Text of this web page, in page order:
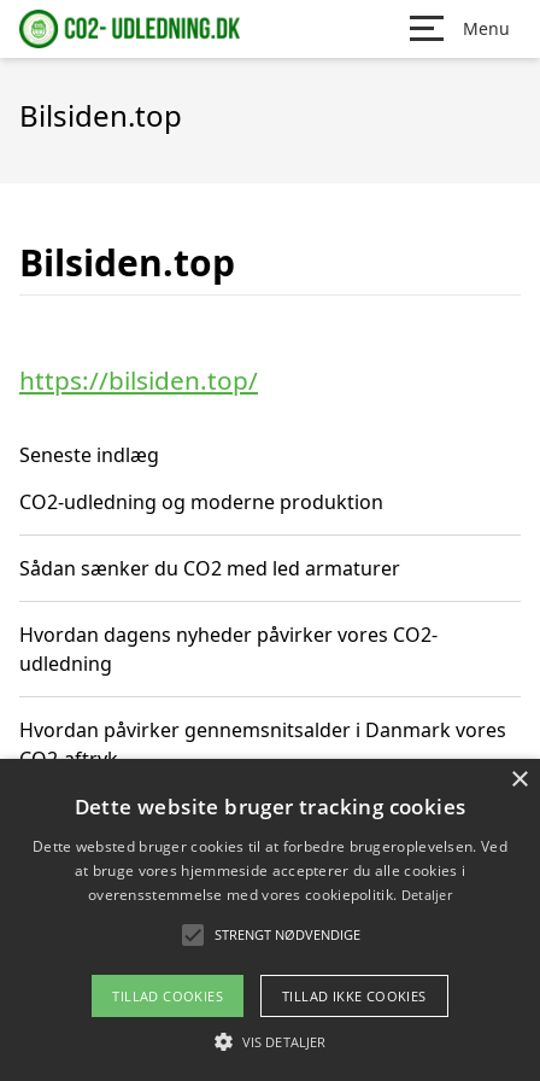
Menu
Bilsiden.top
Bilsiden.top
https://bilsiden.top/
Seneste indlæg
CO2-udledning og moderne produktion
Sådan sænker du CO2 med led armaturer
Hvordan dagens nyheder påvirker vores CO2-
udledning
Hvordan påvirker gennemsnitsalder i Danmark vores
CO2-aftryk
Hvordan nyheder om CO2-udledning påvirker vores
hverdag
Om / kontakt
Blog Betingelser
×
Dette website bruger tracking cookies
Dette websted bruger cookies til at forbedre brugeroplevelsen. Ved
at bruge vores hjemmeside accepterer du alle cookies i
overensstemmelse med vores cookiepolitik. Detaljer
STRENGT NØDVENDIGE
TILLAD COOKIES TILLAD IKKE COOKIES
VIS DETALJER